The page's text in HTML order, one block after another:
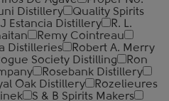
Distillery
Quality Spirits
J Estancia Distillery
R. L.
Remy Cointreau
Distilleries
Robert A. Merry
Society Distilling
Ron
Rosebank Distillery
Oak Distillery
Rozelieures
S & B Spirits Makers